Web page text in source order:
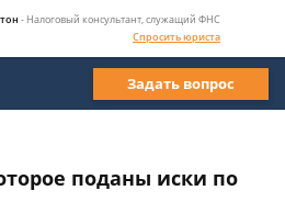
- Налоговый консультант, служащий ФНС
Спросить юриста
Задать вопрос
поданы иски по